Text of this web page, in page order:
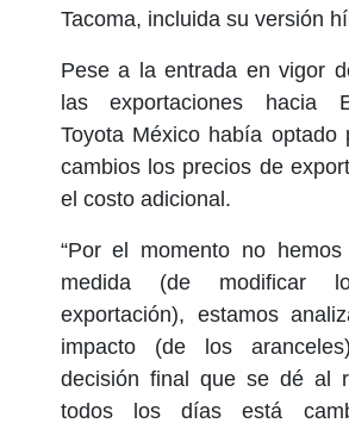
Tacoma, incluida su versión
Pese a la entrada en vigor
las exportaciones hacia
Toyota México había optado
cambios los precios de
el costo adicional.
“Por el momento no hemos
medida (de modificar
exportación), estamos
impacto (de los
decisión final que se dé al
todos los días está